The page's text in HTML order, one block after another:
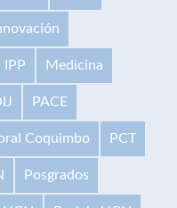
IPP Medicina
PACE
Coquimbo PCT
Posgrados